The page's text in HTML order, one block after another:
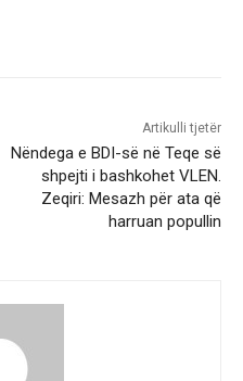
Artikulli tjetër
Nëndega e BDI-së në Teqe së
shpejti i bashkohet VLEN.
Zeqiri: Mesazh për ata që
harruan popullin